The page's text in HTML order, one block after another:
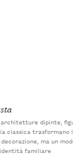
dipinte,
classica trasformano
ma un
familiare